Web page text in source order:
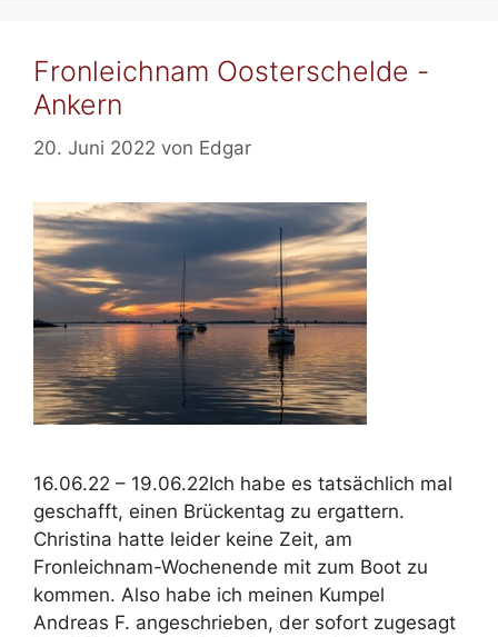
Fronleichnam Oosterschelde -
Ankern
20. Juni 2022 von Edgar
16.06.22 – 19.06.22Ich habe es tatsächlich mal
geschafft, einen Brückentag zu ergattern.
Christina hatte leider keine Zeit, am
Fronleichnam-Wochenende mit zum Boot zu
kommen. Also habe ich meinen Kumpel
Andreas F. angeschrieben, der sofort zugesagt